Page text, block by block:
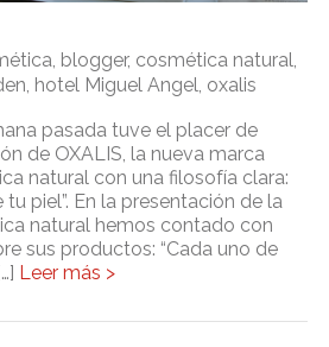
, blogger, cosmética natural,
, hotel Miguel Angel, oxalis
pasada tuve el placer de
de OXALIS, la nueva marca
natural con una filosofía clara:
tu piel”. En la presentación de la
natural hemos contado con
sus productos: “Cada uno de
Leer más >